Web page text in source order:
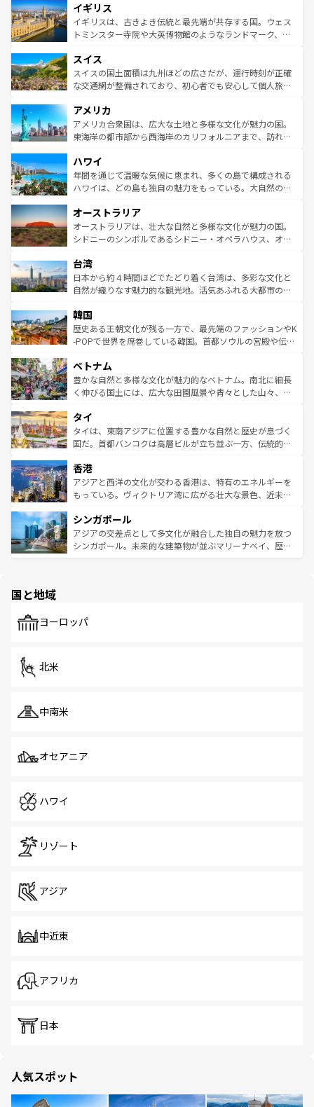
いる。シャンパンの発祥地であるランス、プロヴァンスの
香り高いラベンダー畑など、多彩な楽しみ方が可能だ。さ
らに、パリ以外の地域にも魅力が溢れており、どの街角に
れる地方に足を運ぶとそれぞれで全く異なる文化を体験で
きるだろう。 なお、新着のフランス情報はコンテンツ一覧
を参照してほしい。
顔を持つこの国は、どこを歩いても飽きることがない。ベ
ルリンの文化的活気、バイエルン州のアルプスの絶景、そ
してライン川沿いのワイン畑といった風景は必見。ビール
は、お酒好きな人にはぜひ体験してほしい。 なお、新着の
ドイツ情報はコンテンツ一覧を参照してほしい。
イギリス
イギリスは、古きよき伝統と最先端が共存する国。ウェス
トミンスター寺院や大英博物館のようなランドマーク、歴
リアごとに異なる魅力がある。また、優雅なアフタヌーン
ティー、ビール好きにはたまらない英国パブ、サッカー観
戦など、本場だからこそできる体験も豊富。イギリスを旅
ンツ一覧を参照してほしい。
スイス
スイスの国土面積は九州ほどの広さだが、運行時刻が正確
な交通網が整備されており、初心者でも安心して個人旅行
の建物がそのまま残る町や、スイスならではのユニークな
博物館もあり、アルプス観光だけでなく町歩きも満喫する
ことができる。国民の所得が高いため物価も高いが、旅行
ば市内交通費無料で観光を楽しむこともできる。 なお、新
着のスイス情報はコンテンツ一覧 を参照してほしい。
アメリカ
アメリカ合衆国は、広大な土地と多様な文化が魅力の国。
東海岸の都市部から西海岸のカリフォルニアまで、訪れる
のような巨大都市は、観光、ショッピング、エンターテイ
ンメントが詰まった刺激的なスポットだ。一方、アメリカ
西部には大自然が広がり、グランドキャニオンやイエロー
部のニューオーリンズでは、音楽と美食が融合した独特の
文化が魅力。旅行者はアメリカの各地域で異なる魅力を楽
しみながら、その多様性と豊かな歴史を感じることができ
ならではの贅沢な旅のスタイルだ。 なお、新着のアメリカ
情報はコンテンツ一覧を参照してほしい。
ハワイ
年間を通じて温暖な気候に恵まれ、多くの島で構成される
ハワイは、どの島も独自の魅力をもっている。大自然の神
ワイ島は見逃せない。また、定番の観光地といえばオアフ
島だが、静かな自然を求めるならマウイ島やカウアイ島が
おすすめ。エメラルドグリーンに輝く海をはじめ、豊かな
れるおもてなしの心で訪れる人々を迎えてくれるハワイの
人々、おいしいローカルフードやハワイアンミュージッ
ク、伝統的なフラダンスなど、すべてがハワイの魅力を彩
ワイを、存分に味わってほしい。 なお、新着のハワイ情報
はコンテンツ一覧を参照してほしい。
オーストラリア
オーストラリアは、壮大な自然と多様な文化が魅力の国。
シドニーのシンボルであるシドニー・オペラハウス、オー
リアリーフや大陸中央部にそびえるウルル（エアーズロッ
ク）、タスマニアの美しい原生林やケアンズの熱帯雨林な
ど、見どころがたくさん。また、カフェやワイン、オージ
いる。アクティビティも充実しており、サーフィンやダイ
ビング、ハイキングなど、アウトドア好きにはたまらな
い。オーストラリアの多彩な魅力を存分に味わいつくそ
参照してほしい。
台湾
日本から約４時間ほどでたどり着く台湾は、多彩な文化と
自然が織りなす魅力的な観光地。活気あふれる大都市の台
ン）、静ひつな山岳地帯である台湾東部など、都市の喧騒
と山間の静けさが共存しており、訪れる人に新しい発見と
驚きをもたらしてくれる。また、奥深い台湾の食文化も魅
容にもいいと評判のスイーツなど、バラエティ豊かな料理
が味わえる。 なお、新着の台湾情報は コンテンツ一覧を参
照してほしい。
韓国
歴史ある王朝文化が残る一方で、最先端のファッションやK
-POPで世界を席巻している韓国。首都ソウルの宮殿や伝統
き、地方に足を延ばせば四季折々の自然美を楽しむことが
できる。そして、キムチや焼肉、絶品のストリートフード
まで、さまざまな韓国料理が待っている。夜には、韓国な
リティに包まれながら、韓国の多彩な魅力を心ゆくまで味
わってみてほしい。 なお、新着の韓国情報はコンテンツ一
覧を参照してほしい。
ベトナム
豊かな自然と多様な文化が魅力的なベトナム。南北に細長
く伸びる国土には、広大な田園風景や青々とした山々、世
急速な発展と共に伝統が息づく。ハノイの古い町並みやホ
ーチミン市のフランス統治時代の建物も、独特の雰囲気を
醸し出している。また、バラエティの豊かさとおいしさで
とつ。フォーやバインミー、ベトナムコーヒーなどは、ぜ
ひ現地で味わいたい。どの地域を訪れてもあたたかい人々
が旅行者を迎えてくれるので、きっと忘れられない旅にな
参照してほしい。
タイ
タイは、東南アジアに位置する豊かな自然と歴史が息づく
国だ。首都バンコクは高層ビルが立ち並ぶ一方、伝統的な
の活気が交差している。北部ではチェンマイなどの山岳地
帯で自然と触れ合い、南部ではプーケットやクラビの美し
いビーチでリゾート気分を楽しむことができる。タイ料理
激する。気候は一年中温暖で、どの季節にも異なる楽しみ
が待っている。親しみやすいタイの人々、仏教を中心とし
た文化、そして多様な観光資源が、訪れる旅人を魅了し続
香港
アジアと西洋の文化が交わる香港は、特有のエネルギーを
もっている。ヴィクトリア湾に広がる壮大な景色、近未来
み、どこを訪れても感動するはず。観光スポットが密集し
ており、効率よく見どころを回れるのも魅力。息をのむよ
うな絶景から文化的な体験まで、香港を存分に楽しみ尽く
シンガポール
アジアの交差点として多文化が融合した独自の魅力を放つ
シンガポール。未来的な建築物が並ぶマリーナベイ、歴史
で、ホーカーズは地元の風情を楽しめる外せないスポット
国と地域
ヨーロッパ
北米
中南米
オセアニア
ハワイ
リゾート
アジア
中近東
アフリカ
日本
人気スポット